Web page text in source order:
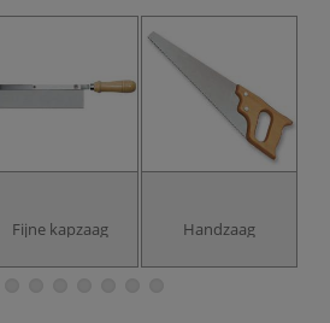
Fijne kapzaag Handzaag